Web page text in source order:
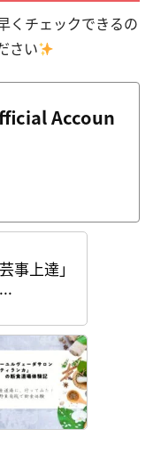
くチェックできるの
さい
Accoun
事上達」